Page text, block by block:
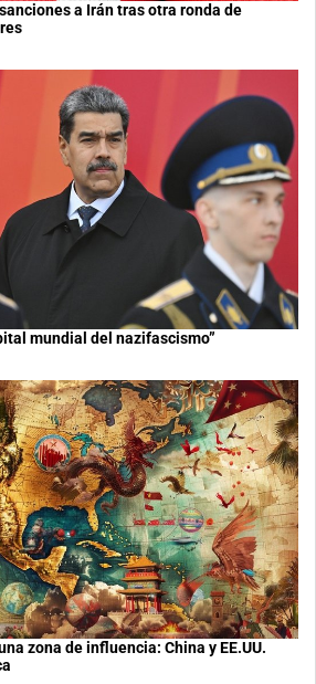
a Irán tras otra ronda de
mundial del nazifascismo”
zona de influencia: China y EE.UU.